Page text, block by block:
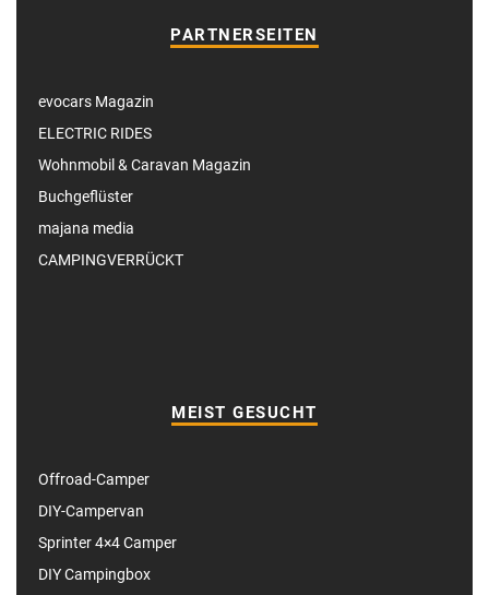
PARTNERSEITEN
evocars Magazin
ELECTRIC RIDES
Wohnmobil & Caravan Magazin
Buchgeflüster
majana media
CAMPINGVERRÜCKT
MEIST GESUCHT
Offroad-Camper
DIY-Campervan
Sprinter 4×4 Camper
DIY Campingbox